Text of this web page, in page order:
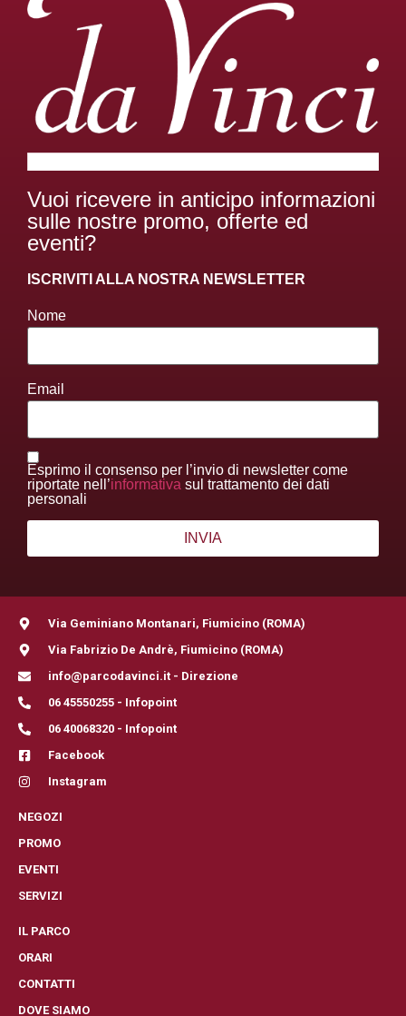
Vuoi ricevere in anticipo informazioni
sulle nostre promo, offerte ed
eventi?
ISCRIVITI ALLA NOSTRA NEWSLETTER
Nome
Email
Esprimo il consenso per l’invio di newsletter come
riportate nell’informativa sul trattamento dei dati
personali
Via Geminiano Montanari, Fiumicino (ROMA)
Via Fabrizio De Andrè, Fiumicino (ROMA)
info@parcodavinci.it - Direzione
06 45550255 - Infopoint
06 40068320 - Infopoint
Facebook
Instagram
NEGOZI
PROMO
EVENTI
SERVIZI
IL PARCO
ORARI
CONTATTI
DOVE SIAMO